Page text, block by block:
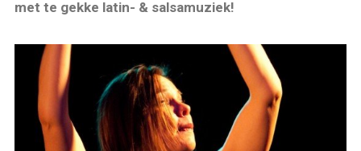
met te gekke latin- & salsamuziek!